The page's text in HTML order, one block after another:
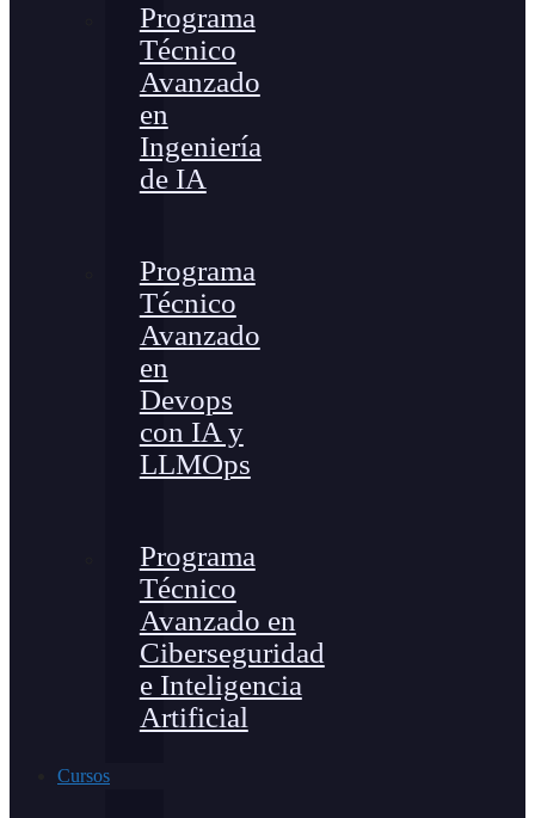
Programa
Técnico
Avanzado
en
Ingeniería
de IA
Programa
Técnico
Avanzado
en
Devops
con IA y
LLMOps
Programa
Técnico
Avanzado en
Ciberseguridad
e Inteligencia
Artificial
Cursos